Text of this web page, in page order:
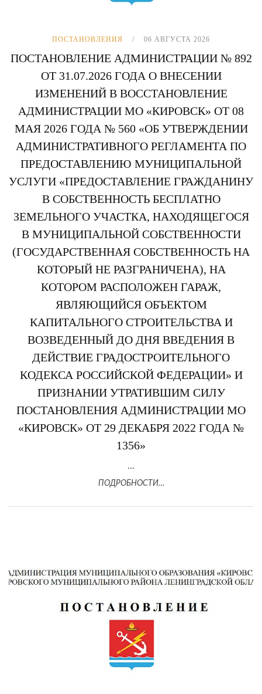
ПОСТАНОВЛЕНИЯ 06 АВГУСТА 2026
ПОСТАНОВЛЕНИЕ АДМИНИСТРАЦИИ № 892
ОТ 31.07.2026 ГОДА О ВНЕСЕНИИ
ИЗМЕНЕНИЙ В ВОССТАНОВЛЕНИЕ
АДМИНИСТРАЦИИ МО «КИРОВСК» ОТ 08
МАЯ 2026 ГОДА № 560 «ОБ УТВЕРЖДЕНИИ
АДМИНИСТРАТИВНОГО РЕГЛАМЕНТА ПО
ПРЕДОСТАВЛЕНИЮ МУНИЦИПАЛЬНОЙ
УСЛУГИ «ПРЕДОСТАВЛЕНИЕ ГРАЖДАНИНУ
В СОБСТВЕННОСТЬ БЕСПЛАТНО
ЗЕМЕЛЬНОГО УЧАСТКА, НАХОДЯЩЕГОСЯ
В МУНИЦИПАЛЬНОЙ СОБСТВЕННОСТИ
(ГОСУДАРСТВЕННАЯ СОБСТВЕННОСТЬ НА
КОТОРЫЙ НЕ РАЗГРАНИЧЕНА), НА
КОТОРОМ РАСПОЛОЖЕН ГАРАЖ,
ЯВЛЯЮЩИЙСЯ ОБЪЕКТОМ
КАПИТАЛЬНОГО СТРОИТЕЛЬСТВА И
ВОЗВЕДЕННЫЙ ДО ДНЯ ВВЕДЕНИЯ В
ДЕЙСТВИЕ ГРАДОСТРОИТЕЛЬНОГО
КОДЕКСА РОССИЙСКОЙ ФЕДЕРАЦИИ» И
ПРИЗНАНИИ УТРАТИВШИМ СИЛУ
ПОСТАНОВЛЕНИЯ АДМИНИСТРАЦИИ МО
«КИРОВСК» ОТ 29 ДЕКАБРЯ 2022 ГОДА №
1356»
...
ПОДРОБНОСТИ…